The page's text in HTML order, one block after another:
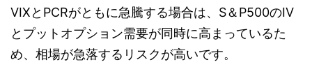
VIXとPCRがともに急騰する場合は、S＆P500のIV
とプットオプション需要が同時に高まっているた
め、相場が急落するリスクが高いです。